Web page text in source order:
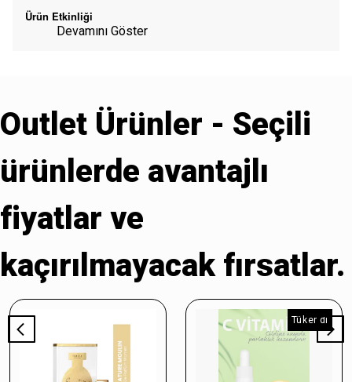
Ürün Etkinliği
Devamını Göster
Outlet Ürünler - Seçili
ürünlerde avantajlı
fiyatlar ve
kaçırılmayacak fırsatlar.
Tükendi